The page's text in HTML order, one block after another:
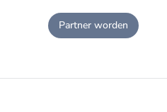
Partner worden